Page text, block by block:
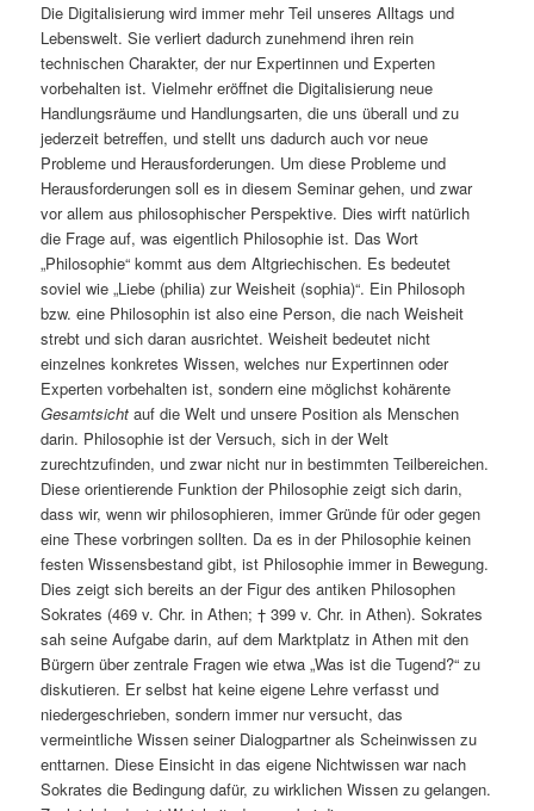
Die Digitalisierung wird immer mehr Teil unseres Alltags und
Lebenswelt. Sie verliert dadurch zunehmend ihren rein
technischen Charakter, der nur Expertinnen und Experten
vorbehalten ist. Vielmehr eröffnet die Digitalisierung neue
Handlungsräume und Handlungsarten, die uns überall und zu
jederzeit betreffen, und stellt uns dadurch auch vor neue
Probleme und Herausforderungen. Um diese Probleme und
Herausforderungen soll es in diesem Seminar gehen, und zwar
vor allem aus philosophischer Perspektive. Dies wirft natürlich
die Frage auf, was eigentlich Philosophie ist. Das Wort
„Philosophie“ kommt aus dem Altgriechischen. Es bedeutet
soviel wie „Liebe (philia) zur Weisheit (sophia)“. Ein Philosoph
bzw. eine Philosophin ist also eine Person, die nach Weisheit
strebt und sich daran ausrichtet. Weisheit bedeutet nicht
einzelnes konkretes Wissen, welches nur Expertinnen oder
Experten vorbehalten ist, sondern eine möglichst kohärente
Gesamtsicht auf die Welt und unsere Position als Menschen
darin. Philosophie ist der Versuch, sich in der Welt
zurechtzufinden, und zwar nicht nur in bestimmten Teilbereichen.
Diese orientierende Funktion der Philosophie zeigt sich darin,
dass wir, wenn wir philosophieren, immer Gründe für oder gegen
eine These vorbringen sollten. Da es in der Philosophie keinen
festen Wissensbestand gibt, ist Philosophie immer in Bewegung.
Dies zeigt sich bereits an der Figur des antiken Philosophen
Sokrates (469 v. Chr. in Athen; † 399 v. Chr. in Athen). Sokrates
sah seine Aufgabe darin, auf dem Marktplatz in Athen mit den
Bürgern über zentrale Fragen wie etwa „Was ist die Tugend?“ zu
diskutieren. Er selbst hat keine eigene Lehre verfasst und
niedergeschrieben, sondern immer nur versucht, das
vermeintliche Wissen seiner Dialogpartner als Scheinwissen zu
enttarnen. Diese Einsicht in das eigene Nichtwissen war nach
Sokrates die Bedingung dafür, zu wirklichen Wissen zu gelangen.